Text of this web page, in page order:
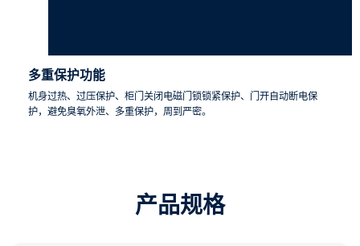
多重保护功能
机身过热、过压保护、柜门关闭电磁门锁锁紧保护、门开自动断电保
护，避免臭氧外泄、多重保护，周到严密。
产品规格​